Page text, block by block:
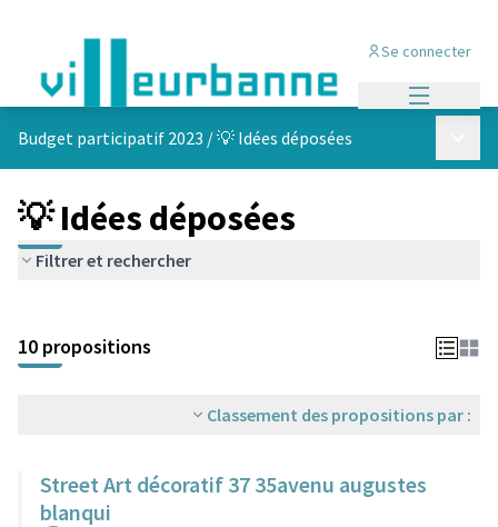
Se connecter
Budget participatif 2023 /💡 Idées déposées
💡 Idées déposées
Filtrer et rechercher
+
−
10 propositions
Classement des propositions par :
Street Art décoratif 37 35avenu augustes
blanqui